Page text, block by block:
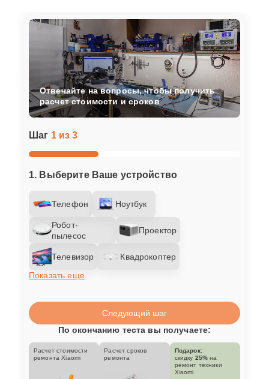
Шаг 1 из 3
1. Выберите Ваше устройство
Телефон Ноутбук
Робот-
пылесос
Проектор
Телевизор
Квадрокоптер
Показать еще
Отвечайте на вопросы, чтобы получить
расчет стоимости и сроков
Следующий шаг
По окончанию теста вы получаете:
Расчет стоимости
ремонта Xiaomi
Расчет сроков
ремонта
Подарок:
скидку 25% на
ремонт техники
Xiaomi